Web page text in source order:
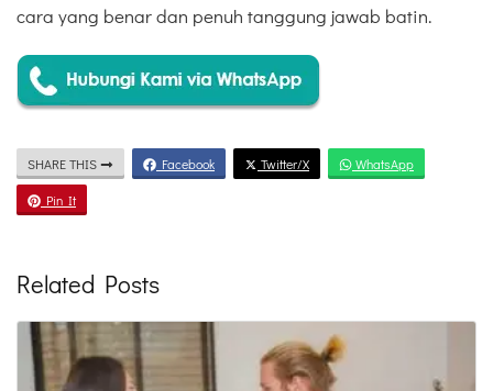
cara yang benar dan penuh tanggung jawab batin.
SHARE THIS Facebook Twitter/X WhatsApp
Pin It
Related Posts